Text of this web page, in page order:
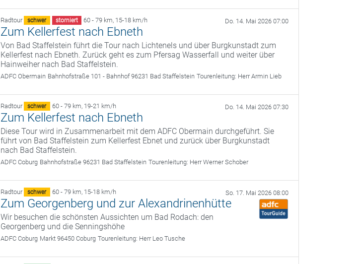
Radtour schwer storniert 60 - 79 km, 15-18 km/h Do. 14. Mai 2026 07:00
Zum Kellerfest nach Ebneth
Von Bad Staffelstein führt die Tour nach Lichtenels und über Burgkunstadt zum
Kellerfest nach Ebneth. Zurück geht es zum Pfersag Wasserfall und weiter über
Hainweiher nach Bad Staffelstein.
ADFC Obermain Bahnhofstraße 101 - Bahnhof 96231 Bad Staffelstein Tourenleitung: Herr Armin Lieb
Radtour schwer 60 - 79 km, 19-21 km/h Do. 14. Mai 2026 07:30
Zum Kellerfest nach Ebneth
Diese Tour wird in Zusammenarbeit mit dem ADFC Obermain durchgeführt. Sie
führt von Bad Staffelstein zum Kellerfest Ebnet und zurück über Burgkunstadt
nach Bad Staffelstein.
ADFC Coburg Bahnhofstraße 96231 Bad Staffelstein Tourenleitung: Herr Werner Schober
Radtour schwer 60 - 79 km, 15-18 km/h So. 17. Mai 2026 08:00
Zum Georgenberg und zur Alexandrinenhütte
Wir besuchen die schönsten Aussichten um Bad Rodach: den
Georgenberg und die Senningshöhe
ADFC Coburg Markt 96450 Coburg Tourenleitung: Herr Leo Tusche